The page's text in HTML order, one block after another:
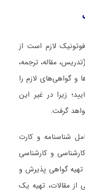
لازم است از
مقاله، ترجمه،
و گواهی‌های لازم را
زیرا در غیر این
گرفت.
شناسنامه و کارت
و کارشناسی
تهیه گواهی پذیرش و
از مقالات، تهیه یک